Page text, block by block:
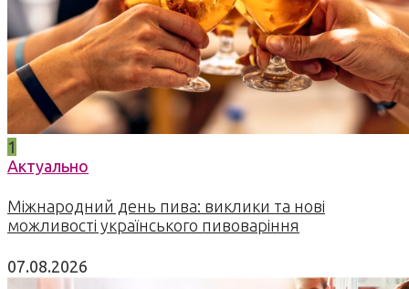
1
Актуально
Міжнародний день пива: виклики та нові
можливості українського пивоваріння
07.08.2026